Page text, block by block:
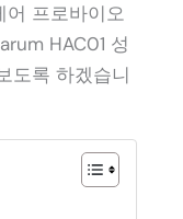
어 프로바이오
HAC01 성
도록 하겠습니